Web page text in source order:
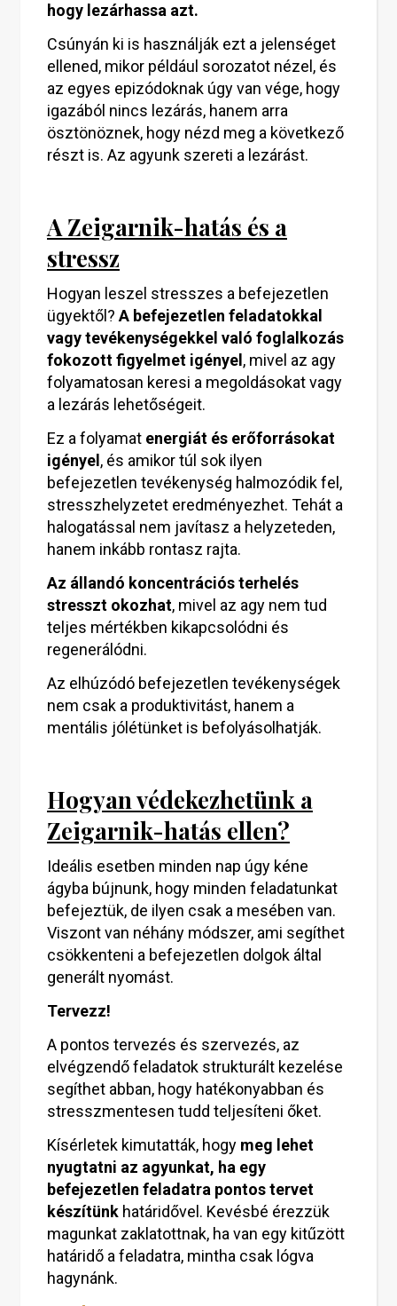
hogy lezárhassa azt.
Csúnyán ki is használják ezt a jelenséget
ellened, mikor például sorozatot nézel, és
az egyes epizódoknak úgy van vége, hogy
igazából nincs lezárás, hanem arra
ösztönöznek, hogy nézd meg a következő
részt is. Az agyunk szereti a lezárást.
A Zeigarnik-hatás és a
stressz
Hogyan leszel stresszes a befejezetlen
ügyektől? A befejezetlen feladatokkal
vagy tevékenységekkel való foglalkozás
fokozott figyelmet igényel , mivel az agy
folyamatosan keresi a megoldásokat vagy
a lezárás lehetőségeit.
Ez a folyamat energiát és erőforrásokat
igényel , és amikor túl sok ilyen
befejezetlen tevékenység halmozódik fel,
stresszhelyzetet eredményezhet. Tehát a
halogatással nem javítasz a helyzeteden,
hanem inkább rontasz rajta.
Az állandó koncentrációs terhelés
stresszt okozhat, mivel az agy nem tud
teljes mértékben kikapcsolódni és
regenerálódni.
Az elhúzódó befejezetlen tevékenységek
nem csak a produktivitást, hanem a
mentális jólétünket is befolyásolhatják.
Hogyan védekezhetünk a
Zeigarnik-hatás ellen?
Ideális esetben minden nap úgy kéne
ágyba bújnunk, hogy minden feladatunkat
befejeztük, de ilyen csak a mesében van.
Viszont van néhány módszer, ami segíthet
csökkenteni a befejezetlen dolgok által
generált nyomást.
Tervezz!
A pontos tervezés és szervezés, az
elvégzendő feladatok strukturált kezelése
segíthet abban, hogy hatékonyabban és
stresszmentesen tudd teljesíteni őket.
Kísérletek kimutatták, hogy meg lehet
nyugtatni az agyunkat, ha egy
befejezetlen feladatra pontos tervet
készítünk határidővel. Kevésbé érezzük
magunkat zaklatottnak, ha van egy kitűzött
határidő a feladatra, mintha csak lógva
hagynánk.